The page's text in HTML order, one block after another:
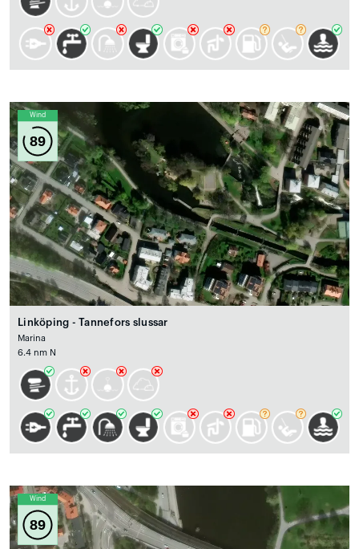
Wind
89
Linköping - Tannefors slussar
Marina
6.4 nm N
Wind
89